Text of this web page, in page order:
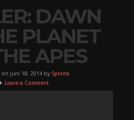
DAWN
PLANET
APES
on juni 18, 2014 by Splinta
Leave a Comment